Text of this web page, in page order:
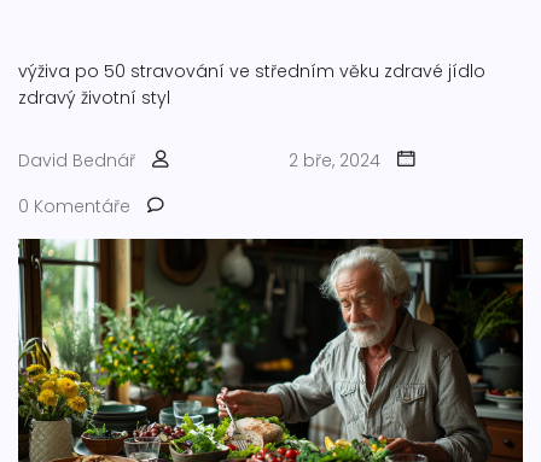
výživa po 50 stravování ve středním věku zdravé jídlo
zdravý životní styl
David Bednář
2 bře, 2024
0 Komentáře